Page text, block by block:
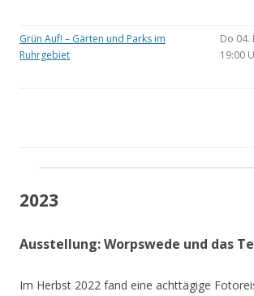
Grün Auf! – Gärten und Parks im
Ruhrgebiet
Do 04.
19:00
2023
Ausstellung: Worpswede und das
Im Herbst 2022 fand eine achttägige